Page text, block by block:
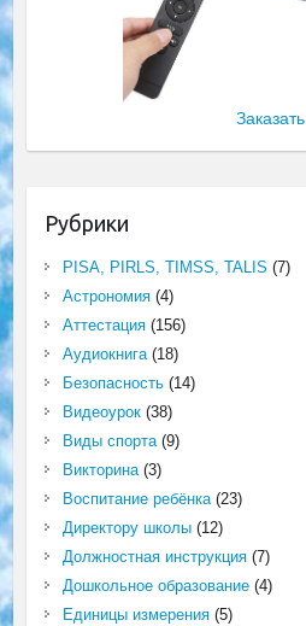
Заказать
Рубрики
PISA, PIRLS, TIMSS, TALIS (7)
Астрономия(4)
Аттестация(156)
Аудиокнига(18)
Безопасность(14)
Видеоурок(38)
Виды спорта(9)
Викторина(3)
Воспитание ребёнка(23)
Директору школы(12)
Должностная инструкция(7)
Дошкольное образование(4)
Единицы измерения(5)